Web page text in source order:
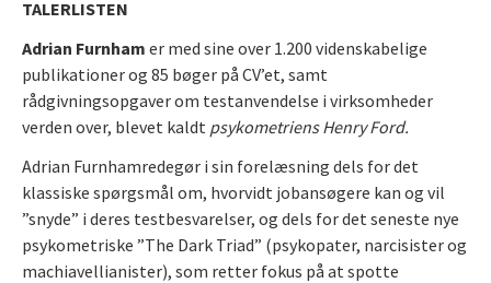
TALERLISTEN
Adrian Furnham er med sine over 1.200 videnskabelige
publikationer og 85 bøger på CV’et, samt
rådgivningsopgaver om testanvendelse i virksomheder
verden over, blevet kaldt psykometriens Henry Ford.
Adrian Furnhamredegør i sin forelæsning dels for det
klassiske spørgsmål om, hvorvidt jobansøgere kan og vil
”snyde” i deres testbesvarelser, og dels for det seneste nye
psykometriske ”The Dark Triad” (psykopater, narcisister og
machiavellianister), som retter fokus på at spotte